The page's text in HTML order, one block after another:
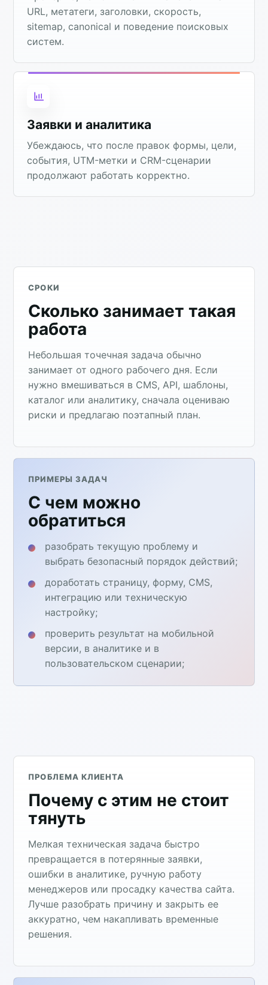
URL, метатеги, заголовки, скорость,
sitemap, canonical и поведение поисковых
систем.
Заявки и аналитика
Убеждаюсь, что после правок формы, цели,
события, UTM-метки и CRM-сценарии
продолжают работать корректно.
СРОКИ
Сколько занимает такая
работа
Небольшая точечная задача обычно
занимает от одного рабочего дня. Если
нужно вмешиваться в CMS, API, шаблоны,
каталог или аналитику, сначала оцениваю
риски и предлагаю поэтапный план.
ПРИМЕРЫ ЗАДАЧ
С чем можно
обратиться
разобрать текущую проблему и
выбрать безопасный порядок действий;
доработать страницу, форму, CMS,
интеграцию или техническую
настройку;
проверить результат на мобильной
версии, в аналитике и в
пользовательском сценарии;
ПРОБЛЕМА КЛИЕНТА
Почему с этим не стоит
тянуть
Мелкая техническая задача быстро
превращается в потерянные заявки,
ошибки в аналитике, ручную работу
менеджеров или просадку качества сайта.
Лучше разобрать причину и закрыть ее
аккуратно, чем накапливать временные
решения.